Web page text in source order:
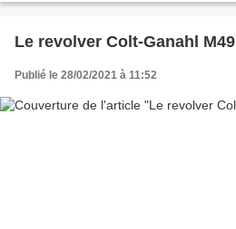
Le revolver Colt-Ganahl M49
Publié le 28/02/2021 à 11:52